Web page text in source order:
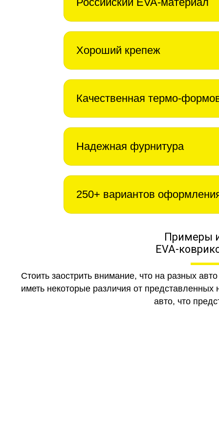
Хороший крепеж
Качественная термо-
Надежная фурнитура
250+ вариантов
Примеры
EVA-
Стоить заострить внимание, что на разных
иметь некоторые различия от
авто, что